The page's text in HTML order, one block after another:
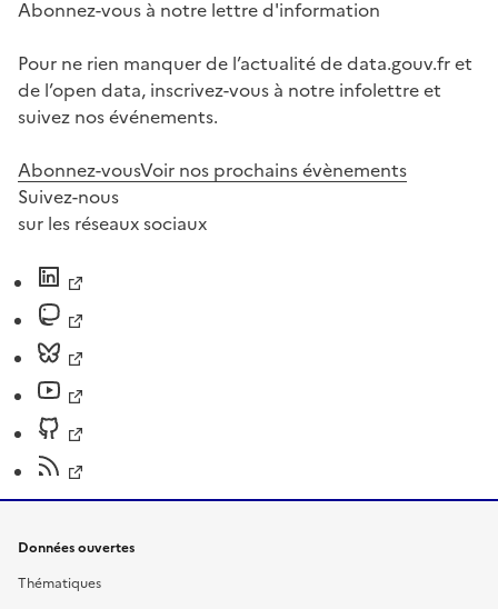
Abonnez-vous à notre lettre d'information
Pour ne rien manquer de l’actualité de data.gouv.fr et
de l’open data, inscrivez-vous à notre infolettre et
suivez nos événements.
Abonnez-vousVoir nos prochains évènements
Suivez-nous
sur les réseaux sociaux
Données ouvertes
Thématiques